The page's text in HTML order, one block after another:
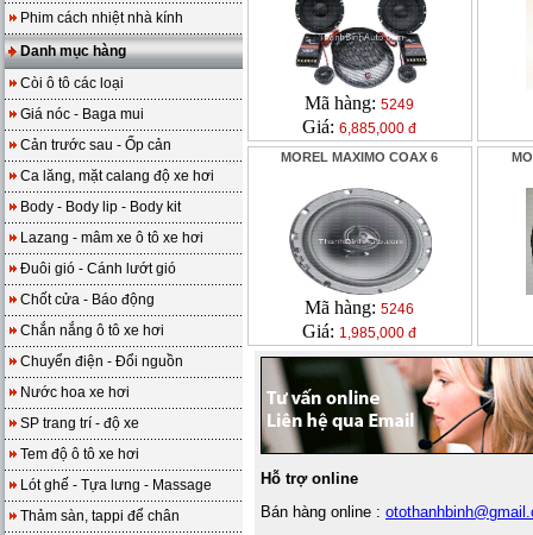
Phim cách nhiệt nhà kính
Danh mục hàng
Còi ô tô các loại
Giá nóc - Baga mui
Cản trước sau - Ốp cản
Ca lăng, mặt calang độ xe hơi
Body - Body lip - Body kit
Lazang - mâm xe ô tô xe hơi
Đuôi gió - Cánh lướt gió
Chốt cửa - Báo động
Chắn nắng ô tô xe hơi
Chuyển điện - Đổi nguồn
Nước hoa xe hơi
SP trang trí - độ xe
Tem độ ô tô xe hơi
Lót ghế - Tựa lưng - Massage
Thảm sàn, tappi để chân
Mã hàng:5249
Giá:6,885,000 đ
MOREL MAXIMO COAX 6
Mã hàng:5246
Giá: 1,985,000 đ
Hỗ trợ online
Bán hàng online :